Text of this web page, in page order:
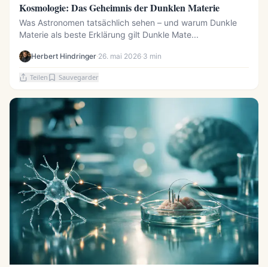
Kosmologie: Das Geheimnis der Dunklen Materie
Was Astronomen tatsächlich sehen – und warum Dunkle
Materie als beste Erklärung gilt Dunkle Mate...
Herbert Hindringer·26. mai 2026·3 min
Teilen Sauvegarder